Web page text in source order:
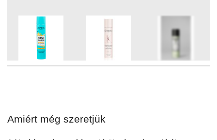
Amiért még szeretjük